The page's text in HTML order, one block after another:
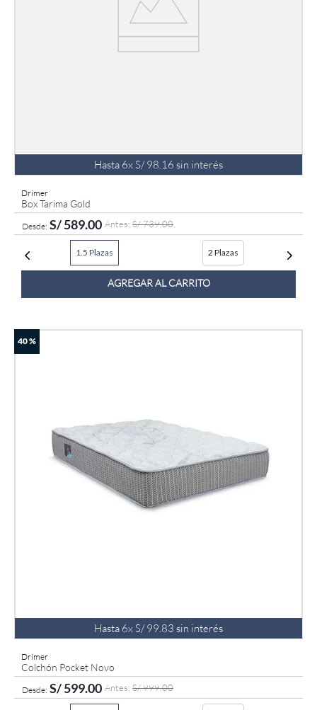
Hasta 6xS/ 98 16 sin interés
Drimer
Box Tarima Gold
S/589.00 S/739.00
1.5 Plazas 2 Plazas
AGREGAR AL CARRITO
40 %
Hasta 6xS/ 99 83 sin interés
Drimer
Colchón Pocket Novo
S/599.00 S/999.00